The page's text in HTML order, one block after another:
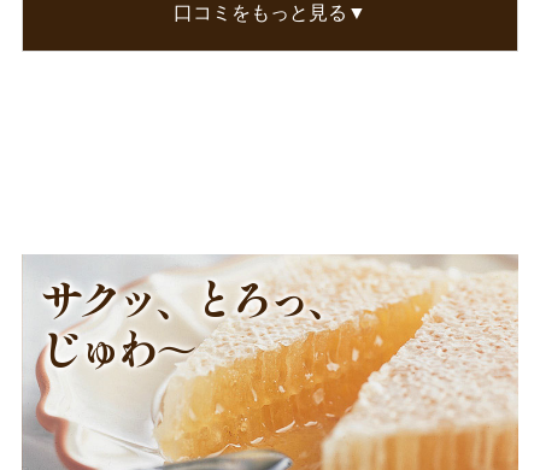
だなと思いました。しかし、その巣を噛むことに
口コミをもっと見る▼
サクッ、とろっ、
じゅわ～